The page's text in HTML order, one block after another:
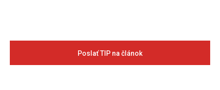
Poslať TIP na článok